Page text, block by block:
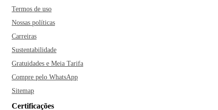
Termos de uso
Nossas políticas
Carreiras
Sustentabilidade
Gratuidades e Meia Tarifa
Compre pelo WhatsApp
Sitemap
Certificações